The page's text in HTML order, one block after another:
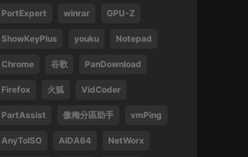
來源： 周傑倫 最偉大的作品
13829047375 • 2025-02-21
好
袁鳳瑛 天若有情
PortExpert winrar GPU-Z
ShowKeyPlus youku Notepad
Chrome 谷歌 PanDownload
Firefox 火狐 VidCoder
PartAssist 傲梅分區助手 vmPing
AnyToISO AIDA64 NetWorx